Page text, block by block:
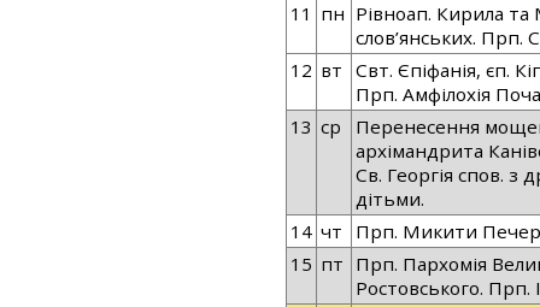
11 пн Рівноап. Кирила та
слов’янських. Прп.
12 вт
Свт. Єпіфанія, єп.
Прп. Амфілохія
13 ср
Перенесення
архімандрита
Св. Георгія спов. з
дітьми.
14 чт
Прп. Микити
15 пт Прп. Пархомія
Ростовського. Прп.